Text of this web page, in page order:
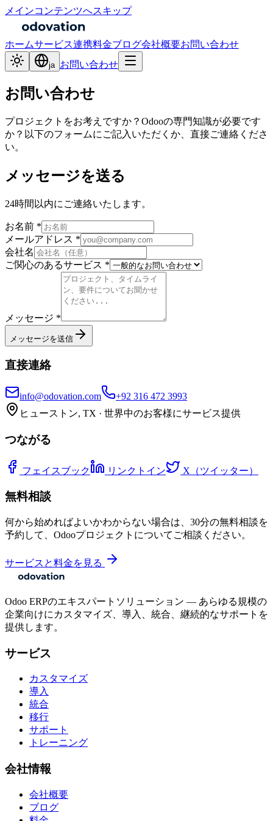
メインコンテンツへスキップ
ホームサービス連携料金ブログ会社概要お問い合わせ
ja お問い合わせ
お問い合わせ
プロジェクトをお考えですか？Odooの専門知識が必要です
か？以下のフォームにご記入いただくか、直接ご連絡くださ
い。
メッセージを送る
24時間以内にご連絡いたします。
お名前 *
メールアドレス *
会社名
ご関心のあるサービス *
メッセージ *
メッセージを送信
直接連絡
info@odovation.com
+92 316 472 3993
ヒューストン, TX · 世界中のお客様にサービス提供
つながる
フェイスブック リンクトイン X（ツイッター）
無料相談
何から始めればよいかわからない場合は、30分の無料相談を
予約して、Odooプロジェクトについてご相談ください。
サービスと料金を見る
Odoo ERPのエキスパートソリューション — あらゆる規模の
企業向けにカスタマイズ、導入、統合、継続的なサポートを
提供します。
サービス
カスタマイズ
導入
統合
移行
サポート
トレーニング
会社情報
会社概要
ブログ